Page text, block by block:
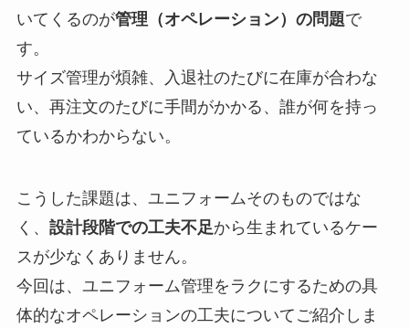
いてくるのが管理（オペレーション）の問題で
す。
サイズ管理が煩雑、入退社のたびに在庫が合わな
い、再注文のたびに手間がかかる、誰が何を持っ
ているかわからない。
こうした課題は、ユニフォームそのものではな
く、 設計段階での工夫不足から生まれているケー
スが少なくありません。
今回は、ユニフォーム管理をラクにするための具
体的なオペレーションの工夫についてご紹介しま